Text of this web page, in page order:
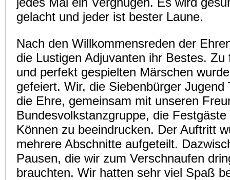
gelacht und jeder ist bester Laune.
Nach den Willkommensreden der
die Lustigen Adjuvanten ihr Bestes. Zu
und perfekt gespielten Märschen
gefeiert. Wir, die Siebenbürger Jugend
die Ehre, gemeinsam mit unseren
Bundesvolkstanzgruppe, die
Können zu beeindrucken. Der Auftritt
mehrere Abschnitte aufgeteilt.
Pausen, die wir zum Verschnaufen
brauchten. Wir hatten sehr viel Spaß